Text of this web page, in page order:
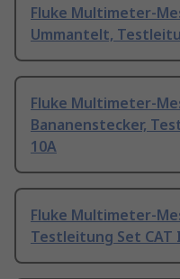
Fluke Multimeter-
Ummantelt,
Fluke Multimeter-
Bananenstecker,
10A
Fluke Multimeter-
Testleitung Set CAT